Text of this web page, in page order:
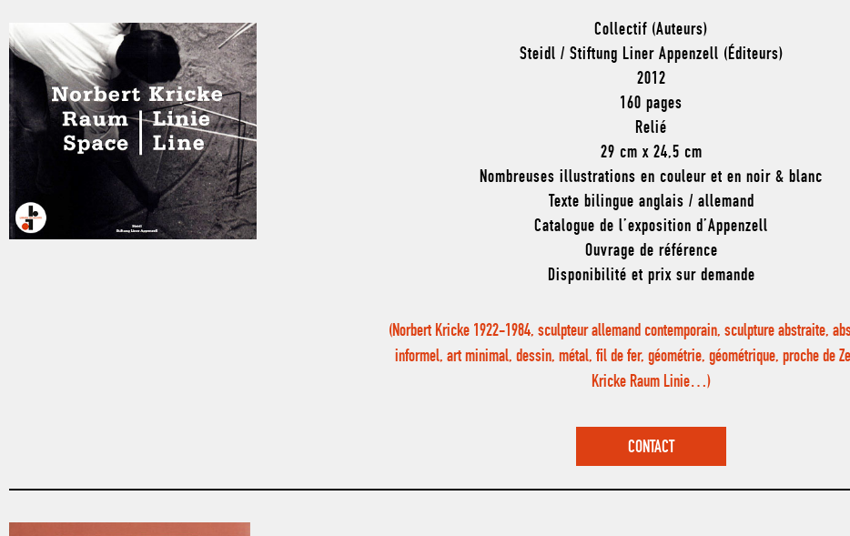
Collectif (Auteurs)
Steidl / Stiftung Liner Appenzell (Éditeurs)
2012
160 pages
Relié
29 cm x 24,5 cm
Nombreuses illustrations en couleur et en noir & blanc
Texte bilingue anglais / allemand
Catalogue de l’exposition d’Appenzell
Ouvrage de référence
Disponibilité et prix sur demande
(Norbert Kricke 1922-1984, sculpteur allemand contemporain, sculpture abstraite,
informel, art minimal, dessin, métal, fil de fer, géométrie, géométrique, proche de
Kricke Raum Linie…)
CONTACT